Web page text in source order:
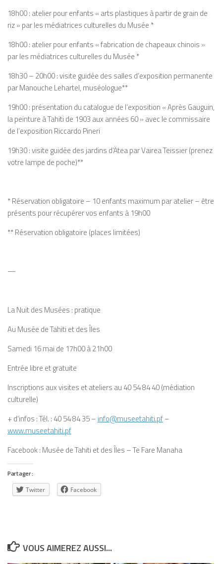
18h00 : atelier pour enfants « arts plastiques à partir de grain de
riz » par les médiatrices culturelles du Musée *
18h00 : atelier pour enfants « fabrication de chapeaux chinois »
par les médiatrices culturelles du Musée *
18h30 – 20h00 : visite guidée des salles d’exposition permanente
par Manouche Lehartel, muséologue**
19h00 : présentation du catalogue de l’exposition « Après Gauguin,
la peinture à Tahiti de 1903 aux années 60 » avec le commissaire
de l’exposition Riccardo Pineri
19h30 : visite guidée des jardins d’Ätea par Vairea Teissier (prenez
votre lampe de poche)**
* Réservation obligatoire – 10 enfants maximum par atelier – être
présents pour récupérer vos enfants à 19h00
** Réservation obligatoire (places limitées)
—
La Nuit des Musées : pratique
Au Musée de Tahiti et des Îles
Samedi 16 mai de 17h00 à 21h00
Entrée libre et gratuite
Inscriptions aux visites et ateliers au 40 54 84 40 (médiation
culturelle)
+ d’infos : Tél. : 40 54 84 35 – info@museetahiti.pf–
www.museetahiti.pf
Facebook : Musée de Tahiti et des Îles – Te Fare Manaha
Partager :
Twitter Facebook
VOUS AIMEREZ AUSSI...